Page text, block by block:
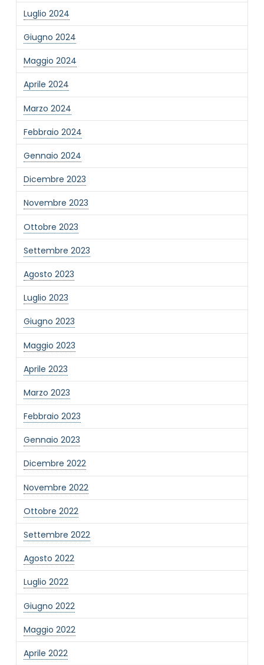
Luglio 2024
Giugno 2024
Maggio 2024
Aprile 2024
Marzo 2024
Febbraio 2024
Gennaio 2024
Dicembre 2023
Novembre 2023
Ottobre 2023
Settembre 2023
Agosto 2023
Luglio 2023
Giugno 2023
Maggio 2023
Aprile 2023
Marzo 2023
Febbraio 2023
Gennaio 2023
Dicembre 2022
Novembre 2022
Ottobre 2022
Settembre 2022
Agosto 2022
Luglio 2022
Giugno 2022
Maggio 2022
Aprile 2022